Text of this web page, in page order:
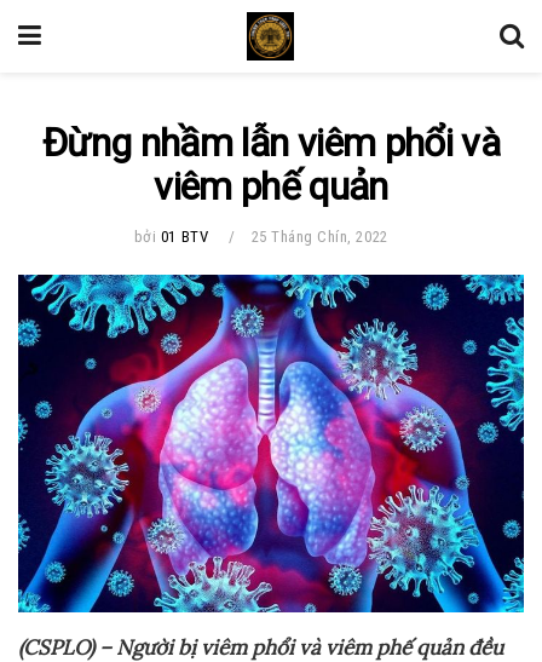
Đừng nhầm lẫn viêm phổi và
viêm phế quản
bởi 01 BTV 25 Tháng Chín, 2022
(CSPLO) – Người bịviêm phổi và viêm phếquản đều